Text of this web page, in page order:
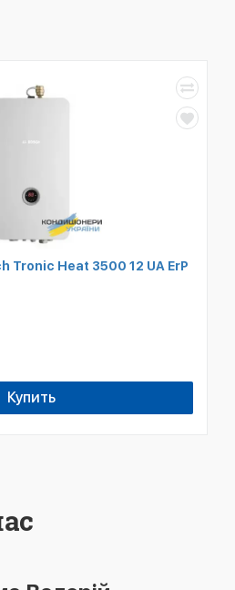
Tronic Heat 3500 12 UA ErP
Купить